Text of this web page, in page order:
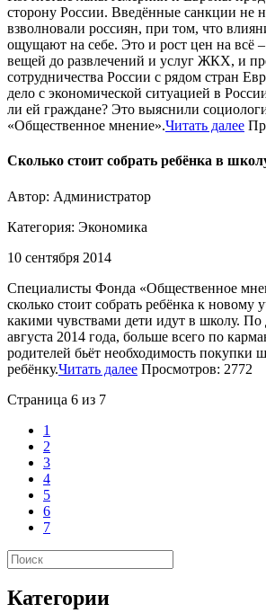
сторону России. Введённые санкции не
взволновали россиян, при том, что
ощущают на себе. Это и рост цен на всё
вещей до развлечений и услуг ЖКХ, и
сотрудничества России с рядом стран
дело с экономической ситуацией в
ли ей граждане? Это выяснили
«Общественное мнение».Читать далее
Сколько стоит собрать ребёнка в
Автор: Администратор
Категория: Экономика
10 сентября 2014
Специалисты Фонда «Общественное
сколько стоит собрать ребёнка к новому
какими чувствами дети идут в школу.
августа 2014 года, больше всего по
родителей бьёт необходимость покупки
ребёнку.Читать далее Просмотров: 2772
Страница 6 из 7
1
2
3
4
5
6
7
Категории